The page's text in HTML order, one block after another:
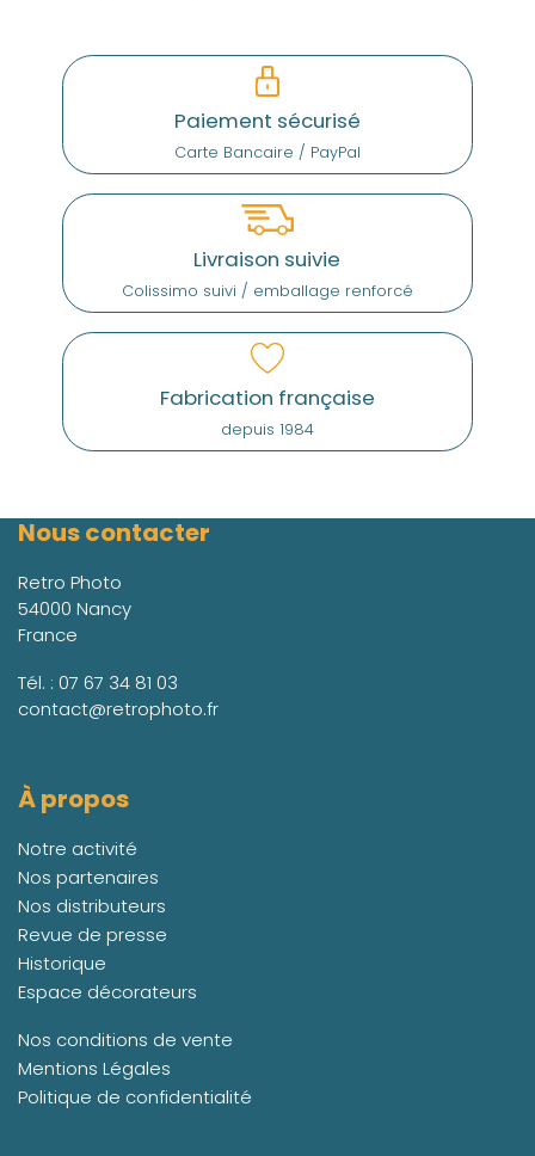
Paiement sécurisé
Carte Bancaire / PayPal
Livraison suivie
Colissimo suivi / emballage renforcé
Fabrication française
depuis 1984
Nous contacter
Retro Photo
54000 Nancy
France
Tél. : 07 67 34 81 03
contact@retrophoto.fr
À propos
Notre activité
Nos partenaires
Nos distributeurs
Revue de presse
Historique
Espace décorateurs
Nos conditions de vente
Mentions Légales
Politique de confidentialité